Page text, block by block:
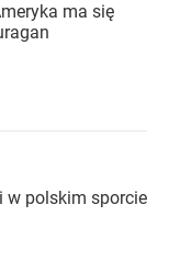
ma się
w polskim sporcie